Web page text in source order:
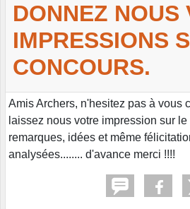
DONNEZ NOUS
IMPRESSIONS
CONCOURS.
Amis Archers, n'hesitez pas à vous
laissez nous votre impression sur
remarques, idées et même
analysées........ d'avance merci !!!!